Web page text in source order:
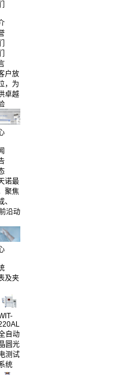
户放
，为
卓越
诺最
聚焦
、
沿动
及夹
自动
圆光
测试
统